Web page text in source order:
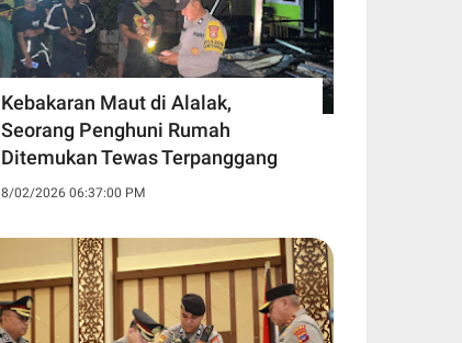
Kebakaran Maut di Alalak,
Seorang Penghuni Rumah
Ditemukan Tewas Terpanggang
8/02/2026 06:37:00 PM